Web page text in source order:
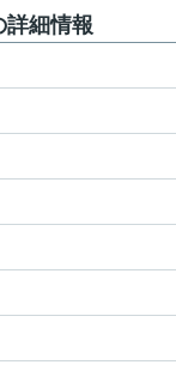
細情報